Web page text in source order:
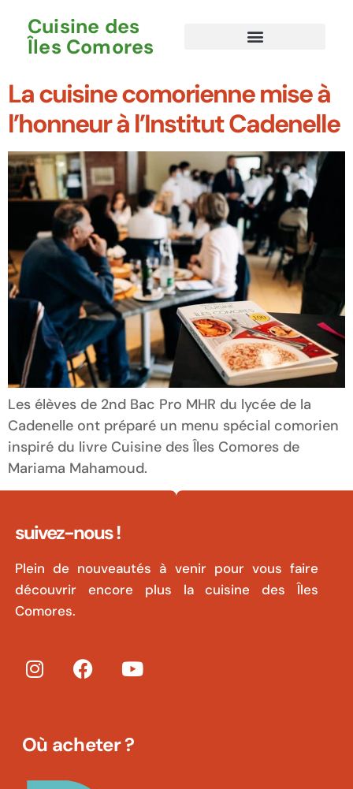
Cuisine des
Îles Comores
La cuisine comorienne mise à
l’honneur à l’Institut Cadenelle
Les élèves de 2nd Bac Pro MHR du lycée de la
Cadenelle ont préparé un menu spécial comorien
inspiré du livre Cuisine des Îles Comores de
Mariama Mahamoud.
suivez-nous !
Plein de nouveautés à venir pour vous faire
découvrir encore plus la cuisine des Îles
Comores.
Où acheter ?